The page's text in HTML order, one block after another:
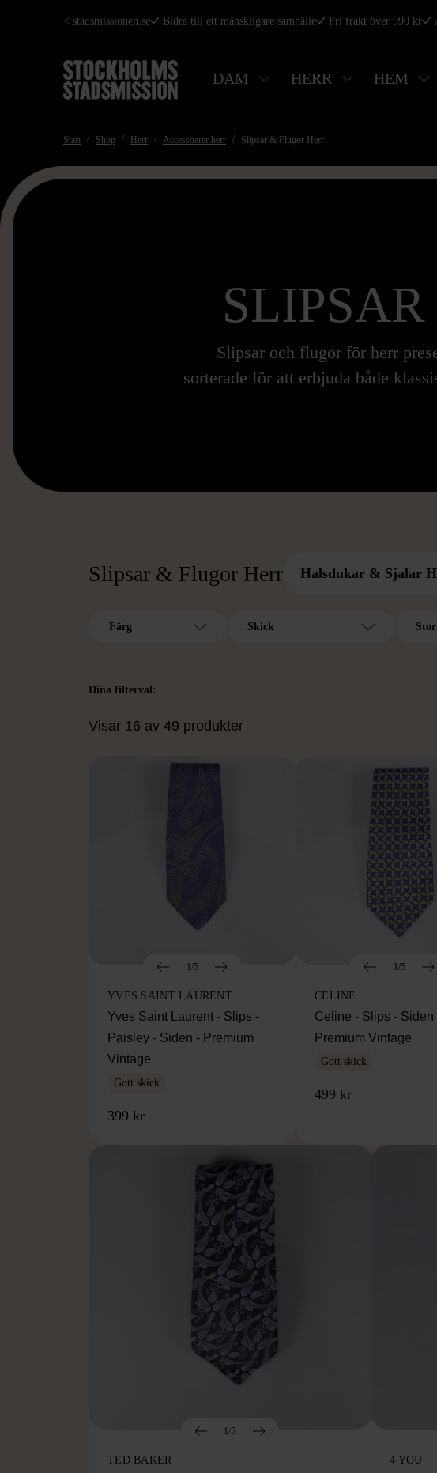
Hoppa
huvudinnehåll
< stadsmissionen.se Bidra till ett mänskligare samhälle Fri frakt över 990 kr
DAM HERR HEM
Start Shop Herr Accessoarer herr Slipsar & Flugor Herr
Slipsar och flugor för herr
sorterade för att erbjuda både
Slipsar & Flugor Herr Halsdukar & Sjalar
Färg Skick
Dina filterval:
Visar 16 av 49 produkter
1/5
YVES SAINT LAURENT
Yves Saint Laurent - Slips -
Paisley - Siden - Premium
Vintage
Gott skick
399 kr
1/5
CELINE
Celine - Slips - Siden
Premium Vintage
Gott skick
499 kr
1/5
TED BAKER 4 YOU